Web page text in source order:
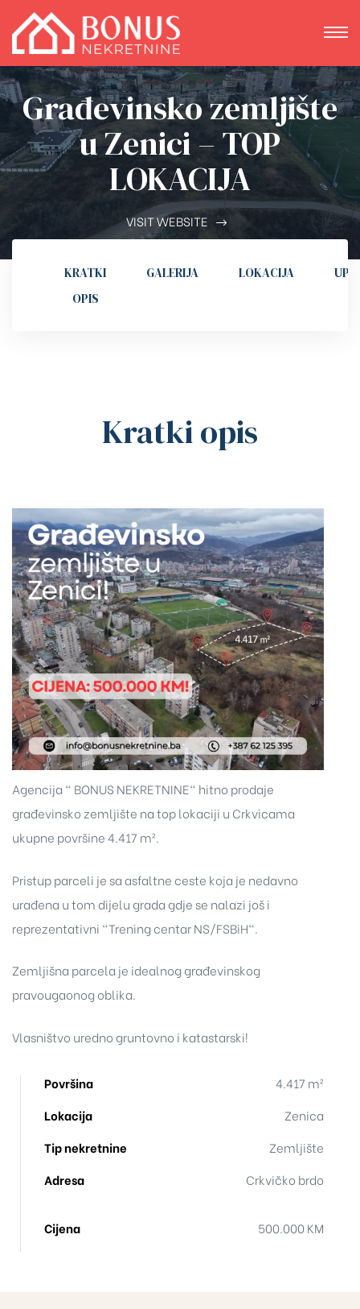
Građevinsko zemljište
u Zenici – TOP
LOKACIJA
VISIT WEBSITE
KRATKI
OPIS
GALERIJA LOKACIJA UPIT
Kratki opis
Agencija " BONUS NEKRETNINE" hitno prodaje
građevinsko zemljište na top lokaciji u Crkvicama
ukupne površine 4.417 m².
Pristup parceli je sa asfaltne ceste koja je nedavno
urađena u tom dijelu grada gdje se nalazi još i
reprezentativni "Trening centar NS/FSBiH".
Zemljišna parcela je idealnog građevinskog
pravougaonog oblika.
Vlasništvo uredno gruntovno i katastarski!
Površina
4.417 m²
Lokacija
Zenica
Tip nekretnine
Zemljište
Adresa
Crkvičko brdo
Cijena 500.000 KM